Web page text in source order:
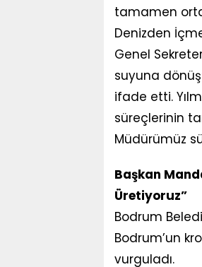
tamamen
Denizden
Genel
suyuna
ifade etti.
süreçlerinin
Müdürümüz
Başkan
Üretiyoruz”
Bodrum
Bodrum’un
vurguladı.